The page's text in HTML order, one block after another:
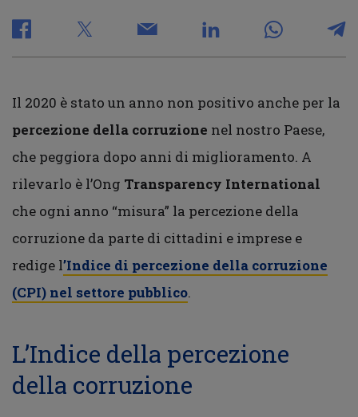
Il 2020 è stato un anno non positivo anche per la
percezione della corruzione nel nostro Paese,
che peggiora dopo anni di miglioramento. A
rilevarlo è l’Ong Transparency International
che ogni anno “misura” la percezione della
corruzione da parte di cittadini e imprese e
redige l’Indice di percezione della corruzione
(CPI) nel settore pubblico.
L’Indice della percezione
della corruzione